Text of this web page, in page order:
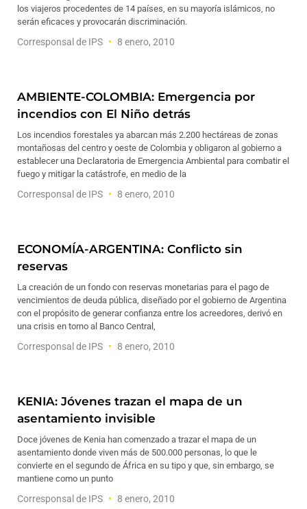
los viajeros procedentes de 14 países, en su mayoría islámicos, no
serán eficaces y provocarán discriminación.
Corresponsal de IPS 8 enero, 2010
AMBIENTE-COLOMBIA: Emergencia por
incendios con El Niño detrás
Los incendios forestales ya abarcan más 2.200 hectáreas de zonas
montañosas del centro y oeste de Colombia y obligaron al gobierno a
establecer una Declaratoria de Emergencia Ambiental para combatir el
fuego y mitigar la catástrofe, en medio de la
Corresponsal de IPS 8 enero, 2010
ECONOMÍA-ARGENTINA: Conflicto sin
reservas
La creación de un fondo con reservas monetarias para el pago de
vencimientos de deuda pública, diseñado por el gobierno de Argentina
con el propósito de generar confianza entre los acreedores, derivó en
una crisis en torno al Banco Central,
Corresponsal de IPS 8 enero, 2010
KENIA: Jóvenes trazan el mapa de un
asentamiento invisible
Doce jóvenes de Kenia han comenzado a trazar el mapa de un
asentamiento donde viven más de 500.000 personas, lo que le
convierte en el segundo de África en su tipo y que, sin embargo, se
mantiene como un punto
Corresponsal de IPS 8 enero, 2010